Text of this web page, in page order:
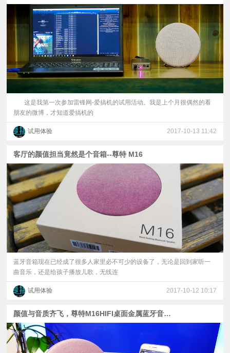
这是我第一次参加雷锋网-爱搞机的试用活动。我是上个月很偶然的看
朋友的微博，才知道爱搞机的
试用体验 2017-10-13 11:42
客厅的颜值担当竟然是个音箱--尊特 M16
蓝牙音箱现在已经成了很多人家里必不可少的设备了，无论是回到家听一
曲音乐，还是给孩子播放儿歌，无线连
试用体验 2017-10-12 10:17
颜值与音质齐飞，尊特M16HIFI桌面金属蓝牙音响体验